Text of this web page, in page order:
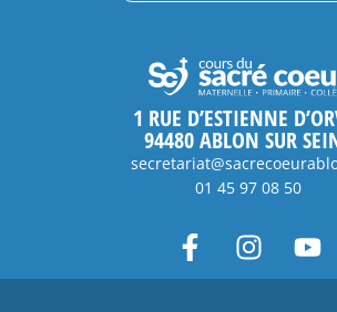
1 RUE D’ESTIENNE
94480 ABLON SUR
01 45 97 08 50